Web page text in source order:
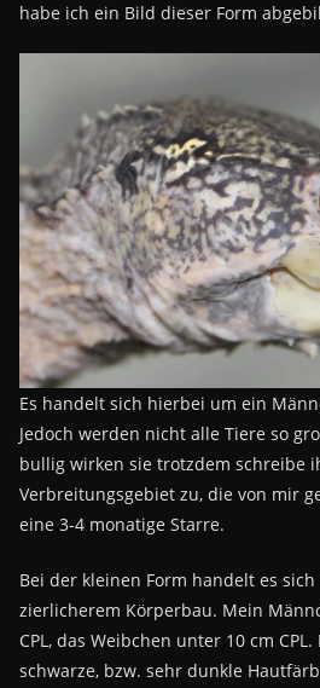
habe ich ein Bild dieser Form
Es handelt sich hierbei um ein
Jedoch werden nicht alle Tiere so
bullig wirken sie trotzdem schreibe
Verbreitungsgebiet zu, die von mir
eine 3-4 monatige Starre.
Bei der kleinen Form handelt es
zierlicherem Körperbau. Mein
CPL, das Weibchen unter 10 cm
schwarze, bzw. sehr dunkle